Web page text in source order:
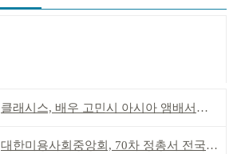
클래시스, 배우 고민시 아시아 앰배서더로 선정
대한미용사회중앙회, 70차 정총서 전국 회원 단결 다짐